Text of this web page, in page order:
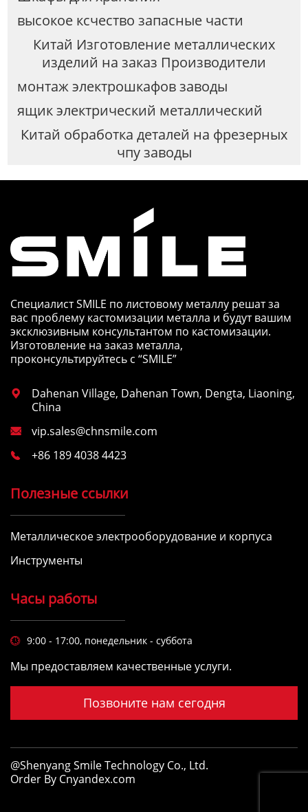
высокое ксчество запасные части
Китай Изготовление металлических
изделий на заказ Производители
монтаж электрошкафов заводы
ящик электрический металлический
Китай обработка деталей на фрезерных
чпу заводы
Специалист SMILE по листовому металлу решат за
вас проблему кастомизации металла и будут вашим
эксклюзивным консультантом по кастомизации.
Изготовление на заказ металла,
проконсультируйтесь с “SMILE”

Dahenan Village, Dahenan Town, Dengta, Liaoning,
China
 vip.sales@chnsmile.com
 +86 189 4038 4423
Полезные ссылки
Металлическое электрооборудование и корпуса
Инструменты
Часы работы
 9:00 - 17:00, понедельник - суббота
Мы предоставляем качественные услуги.
Позвоните нам сегодня
@Shenyang Smile Technology Co., Ltd.
Order By Cnyandex.com